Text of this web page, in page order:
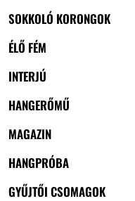
SOKKOLÓ KORONGOK
ÉLŐ FÉM
INTERJÚ
HANGERŐMŰ
MAGAZIN
HANGPRÓBA
GYŰJTŐI CSOMAGOK